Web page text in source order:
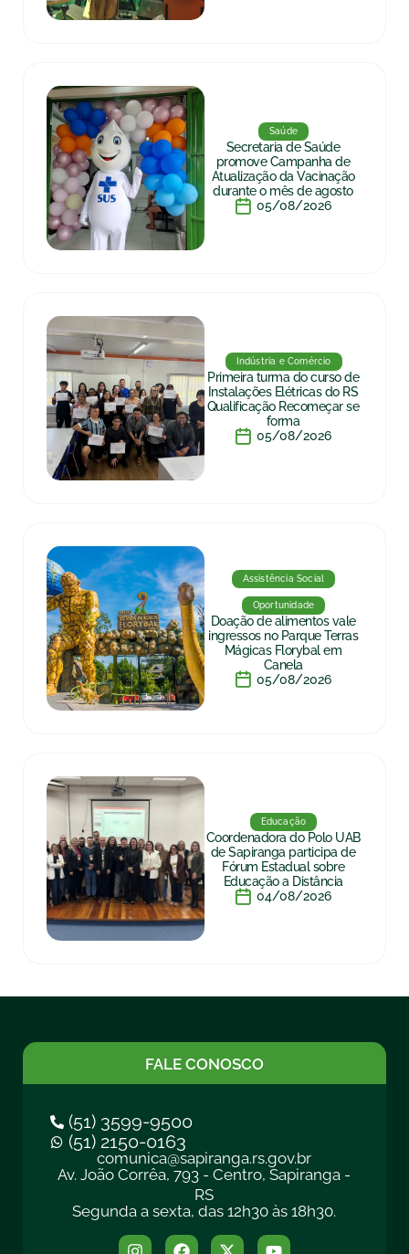
Saúde
Secretaria de Saúde
promove Campanha de
Atualização da Vacinação
durante o mês de agosto
05/08/2026
Indústria e Comércio
Primeira turma do curso de
Instalações Elétricas do RS
Qualificação Recomeçar se
forma
05/08/2026
Assistência Social
Oportunidade
Doação de alimentos vale
ingressos no Parque Terras
Mágicas Florybal em
Canela
05/08/2026
Educação
Coordenadora do Polo UAB
de Sapiranga participa de
Fórum Estadual sobre
Educação a Distância
04/08/2026
FALE CONOSCO
(51) 3599-9500
(51) 2150-0163
comunica@sapiranga.rs.gov.br
Av. João Corrêa, 793 - Centro, Sapiranga -
RS
Segunda a sexta, das 12h30 às 18h30.